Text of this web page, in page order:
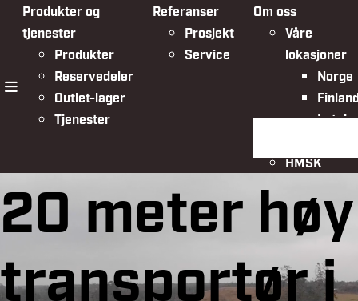
meny
Produkter og
tjenester
Produkter
Reservedeler
Outlet-lager
Tjenester
Referanser
Prosjekt
Service
Om oss
Våre
lokasjoner
Norge
Latvia
HMSK
20 meter høy
transportør i